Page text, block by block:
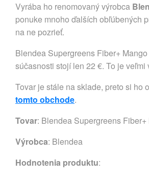
Vyrába ho renomovaný výrobca
ponuke mnoho ďalších obľúbených
na ne pozrieť.
Blendea Supergreens Fiber+
súčasnosti stojí len 22 €. To je veľmi
Tovar je stále na sklade, preto si ho
tomto obchode.
Tovar: Blendea Supergreens
Výrobca: Blendea
Hodnotenia produktu: